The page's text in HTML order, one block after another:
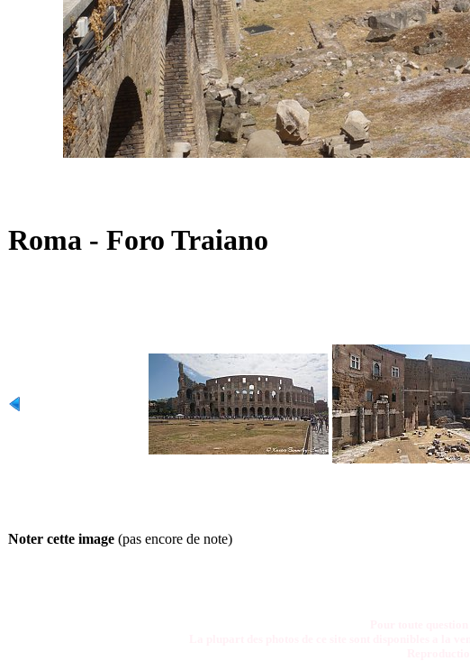
Roma - Foro Traiano
Noter cette image (pas encore de note)